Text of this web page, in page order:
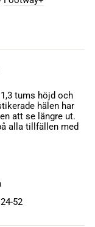
tums höjd och
hälen har
att se längre ut.
alla tillfällen med
52